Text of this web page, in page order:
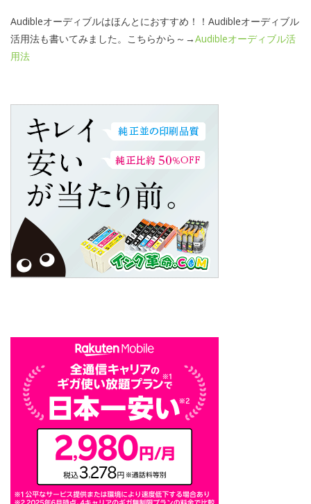
Audibleオーディブルはほんとにおすすめ！！Audibleオーディブル
活用法も書いてみました。こちらから～→Audibleオーディブル活
用法